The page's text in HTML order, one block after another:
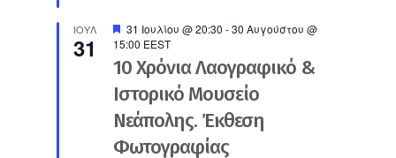
ΙΟΎΛ
31
Προτεινόμενο
31 Ιουλίου @ 20:30 -30 Αυγούστου @
15:00 EEST
10 Χρόνια Λαογραφικό &
Ιστορικό Μουσείο
Νεάπολης. Έκθεση
Φωτογραφίας